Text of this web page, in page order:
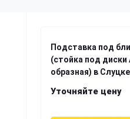
Подставка под
(стойка под диски
образная) в Слуцке
Уточняйте цену